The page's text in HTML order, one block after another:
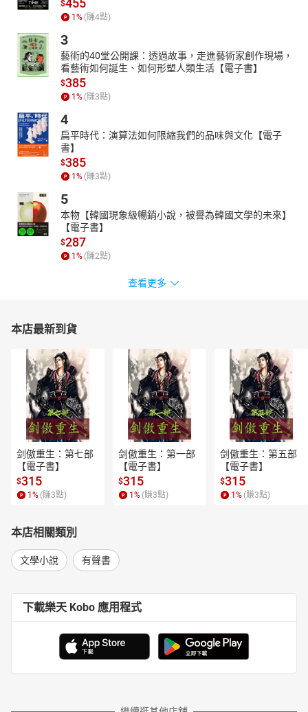
$455
1% (賺4點)
3
藝術的40堂公開課：透過故事，走進藝術家創作現場，
看藝術如何誕生、如何形塑人類生活【電子書】
$385
1% (賺3點)
4
扁平時代：演算法如何限縮我們的品味與文化【電子
書】
$385
1% (賺3點)
5
本物【韓國現象級暢銷小說，被譽為韓國文學的未來】
【電子書】
$287
1% (賺2點)
查看更多
本店最新到貨
剑傲重生：第七部
【電子書】
$315
1 % (賺3點)
剑傲重生：第一部
【電子書】
$315
1 % (賺3點)
剑傲重生：第五部
【電子書】
$315
1 % (賺3點)
本店相關類別
文學小說 有聲書
下載樂天 Kobo 應用程式